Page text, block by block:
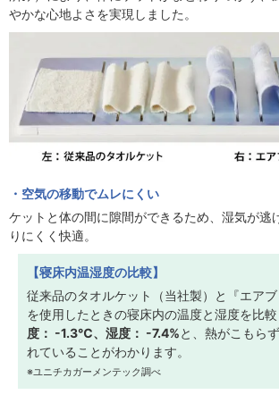
やかな心地よさを実現しました。
空気の移動でムレにくい
ケットと体の間に隙間ができるため、湿気が逃
りにくく快適。
【寝床内温湿度の比較】
従来品のタオルケット（当社製）と『エア
を使用したときの寝床内の温度と湿度を比較
度： -1.3℃、湿度： -7.4%と、熱がこもら
れていることがわかります。
※ユニチカガーメンテック調べ